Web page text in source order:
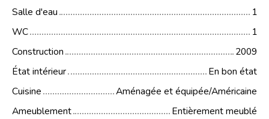
Salle d'eau
1
WC
1
Construction
2009
État intérieur
En bon état
Cuisine
Aménagée et équipée/Américaine
Ameublement
Entièrement meublé